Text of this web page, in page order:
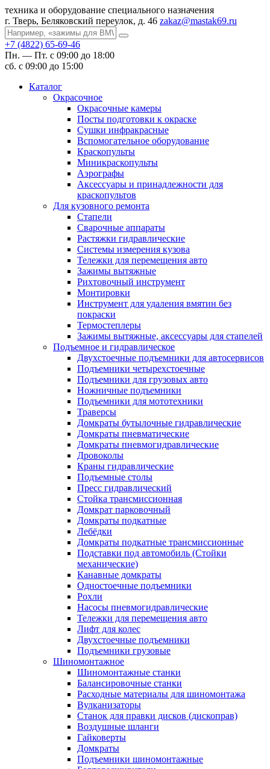
техника и оборудование специального назначения
г. Тверь, Беляковский переулок, д. 46 zakaz@mastak69.ru
+7 (4822) 65-69-46
Пн. — Пт. с 09:00 до 18:00
сб. с 09:00 до 15:00
Каталог
Окрасочное
Окрасочные камеры
Посты подготовки к окраске
Сушки инфракрасные
Вспомогательное оборудование
Краскопульты
Миникраскопульты
Аэрографы
Аксессуары и принадлежности для
краскопультов
Для кузовного ремонта
Стапели
Сварочные аппараты
Растяжки гидравлические
Системы измерения кузова
Тележки для перемещения авто
Зажимы вытяжные
Рихтовочный инструмент
Монтировки
Инструмент для удаления вмятин без
покраски
Термостеплеры
Зажимы вытяжные, аксессуары для стапелей
Подъемное и гидравлическое
Двухстоечные подъемники для автосервисов
Подъемники четырехстоечные
Подъемники для грузовых авто
Ножничные подъемники
Подъемники для мототехники
Траверсы
Домкраты бутылочные гидравлические
Домкраты пневматические
Домкраты пневмогидравлические
Дровоколы
Краны гидравлические
Подъемные столы
Пресс гидравлический
Стойка трансмиссионная
Домкрат парковочный
Домкраты подкатные
Лебёдки
Домкраты подкатные трансмиссионные
Подставки под автомобиль (Стойки
механические)
Канавные домкраты
Одностоечные подъемники
Рохли
Насосы пневмогидравлические
Тележки для перемещения авто
Лифт для колес
Двухстоечные подъемники
Подъемники грузовые
Шиномонтажное
Шиномонтажные станки
Балансировочные станки
Расходные материалы для шиномонтажа
Вулканизаторы
Станок для правки дисков (дископрав)
Воздушные шланги
Гайковерты
Домкраты
Подъемники шиномонтажные